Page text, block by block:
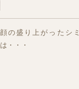
顔の盛り上がったシミ
は・・・